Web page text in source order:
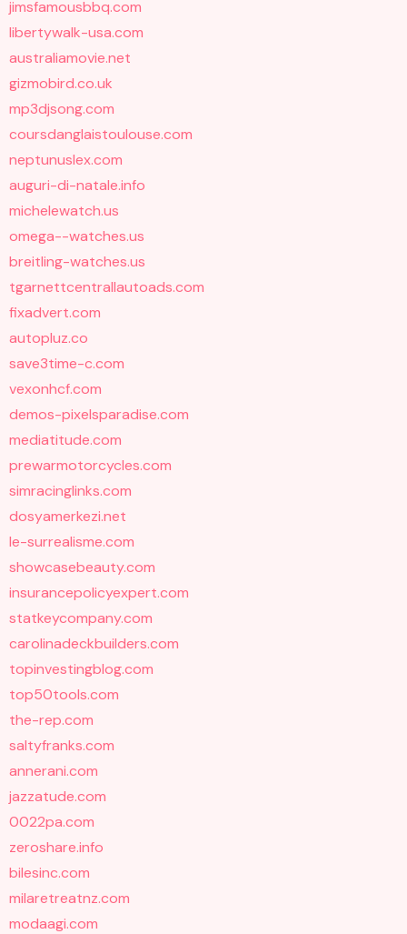
jimsfamousbbq.com
libertywalk-usa.com
australiamovie.net
gizmobird.co.uk
mp3djsong.com
coursdanglaistoulouse.com
neptunuslex.com
auguri-di-natale.info
michelewatch.us
omega--watches.us
breitling-watches.us
tgarnettcentrallautoads.com
fixadvert.com
autopluz.co
save3time-c.com
vexonhcf.com
demos-pixelsparadise.com
mediatitude.com
prewarmotorcycles.com
simracinglinks.com
dosyamerkezi.net
le-surrealisme.com
showcasebeauty.com
insurancepolicyexpert.com
statkeycompany.com
carolinadeckbuilders.com
topinvestingblog.com
top50tools.com
the-rep.com
saltyfranks.com
annerani.com
jazzatude.com
0022pa.com
zeroshare.info
bilesinc.com
milaretreatnz.com
modaagi.com